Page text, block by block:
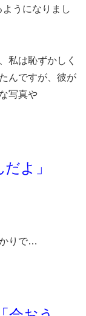
うになりまし
私は恥ずかしく
んですが、彼が
写真や
よ」
りで…